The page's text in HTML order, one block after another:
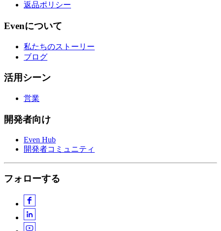
返品ポリシー
Evenについて
私たちのストーリー
ブログ
活用シーン
営業
開発者向け
Even Hub
開発者コミュニティ
フォローする